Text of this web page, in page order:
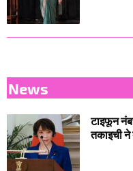
News
टाइफून
तकाइची ने